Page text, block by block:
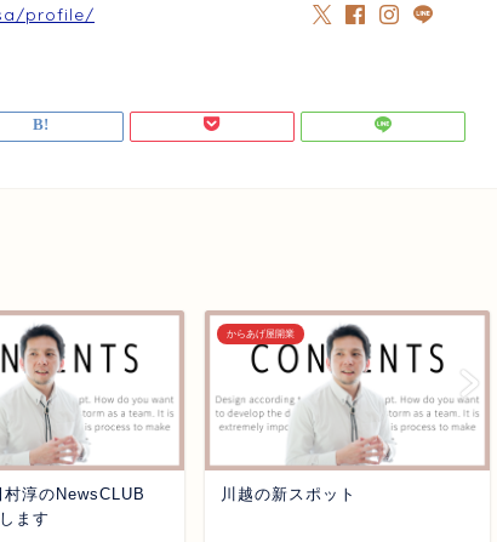
profile/
淳のNewsCLUB
ます
からあげ屋開業
川越の新スポット